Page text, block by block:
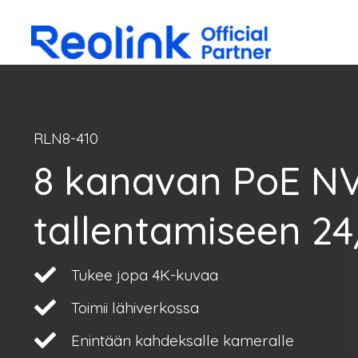
RLN8-410
8 kanavan PoE
tallentamiseen
Tukee jopa 4K-kuvaa
Toimii lähiverkossa
Enintään kahdeksalle kameralle